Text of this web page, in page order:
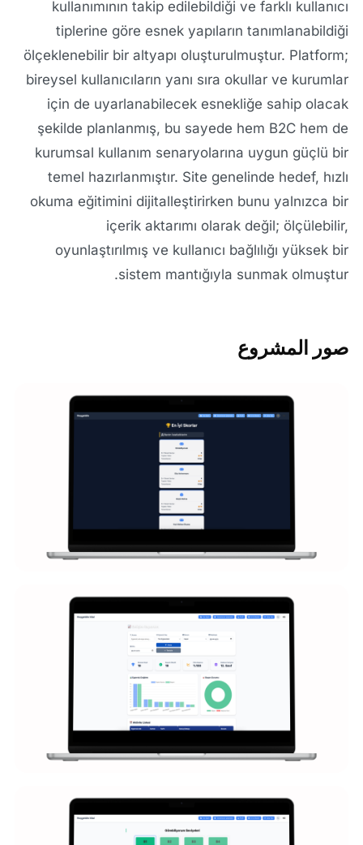
kullanımının takip edilebildiği ve farklı kullanıcı
tiplerine göre esnek yapıların tanımlanabildiği
ölçeklenebilir bir altyapı oluşturulmuştur. Platform;
bireysel kullanıcıların yanı sıra okullar ve kurumlar
için de uyarlanabilecek esnekliğe sahip olacak
şekilde planlanmış, bu sayede hem B2C hem de
kurumsal kullanım senaryolarına uygun güçlü bir
temel hazırlanmıştır. Site genelinde hedef, hızlı
okuma eğitimini dijitalleştirirken bunu yalnızca bir
içerik aktarımı olarak değil; ölçülebilir,
oyunlaştırılmış ve kullanıcı bağlılığı yüksek bir
sistem mantığıyla sunmak olmuştur.
صور المشروع